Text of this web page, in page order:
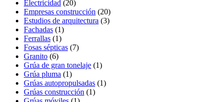
Electricidad (20)
Empresas construcción (20)
Estudios de arquitectura (3)
Fachadas (1)
Ferrallas (1)
Fosas sépticas (7)
Granito (6)
Grúa de gran tonelaje (1)
Grúa pluma (1)
Grúas autopropulsadas (1)
Grúas construcción (1)